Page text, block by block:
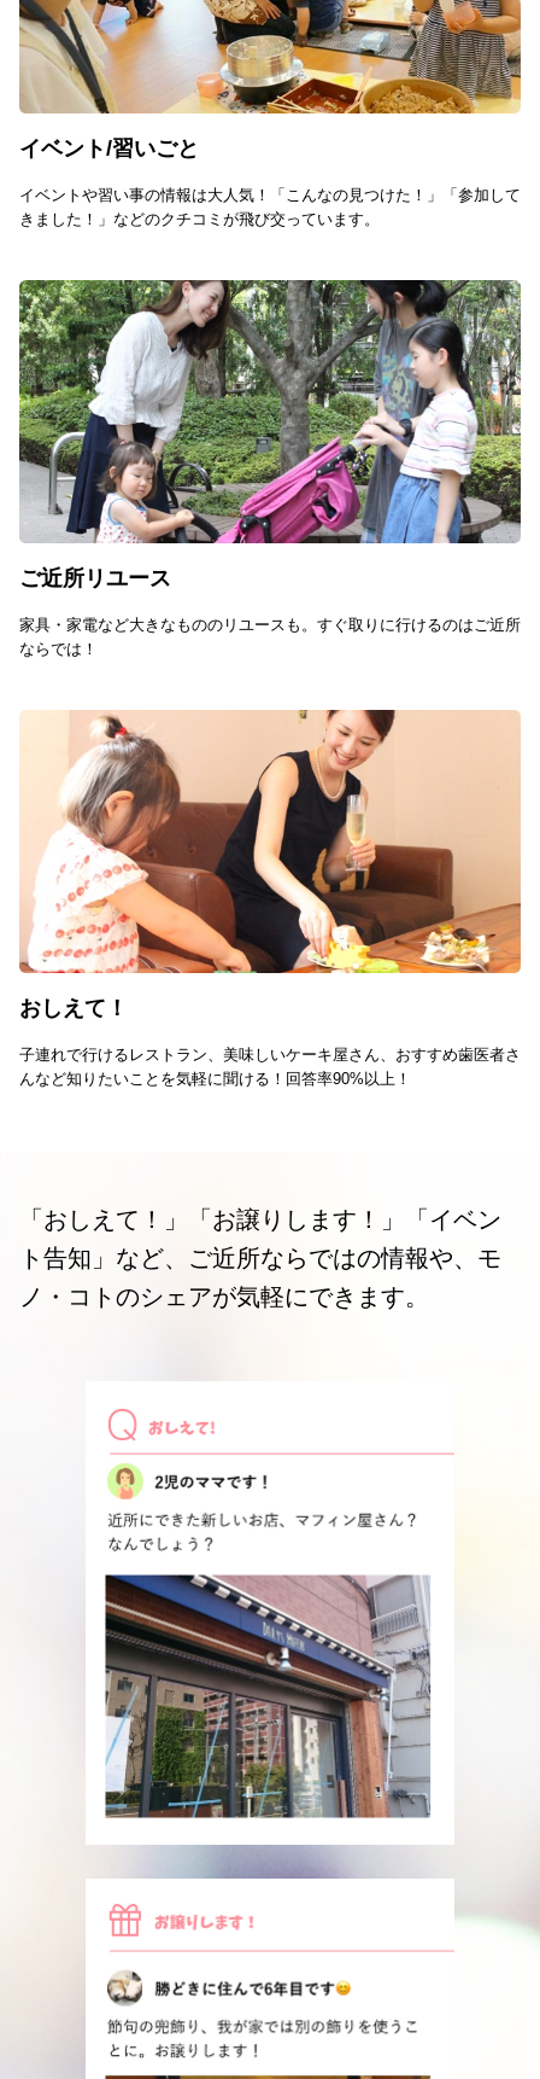
イベント/習いごと
イベントや習い事の情報は大人気！「こんなの見つけた！」「参加して
きました！」などのクチコミが飛び交っています。
ご近所リユース
家具・家電など大きなもののリユースも。すぐ取りに行けるのはご近所
ならでは！
おしえて！
子連れで行けるレストラン、美味しいケーキ屋さん、おすすめ歯医者さ
んなど知りたいことを気軽に聞ける！回答率90%以上！
「おしえて！」「お譲りします！」「イベン
ト告知」など、ご近所ならではの情報や、モ
ノ・コトのシェアが気軽にできます。